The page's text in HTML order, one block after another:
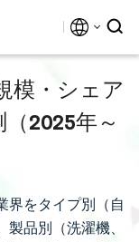
模・シェア
2025年～
界をタイプ別（自
品別（洗濯機、